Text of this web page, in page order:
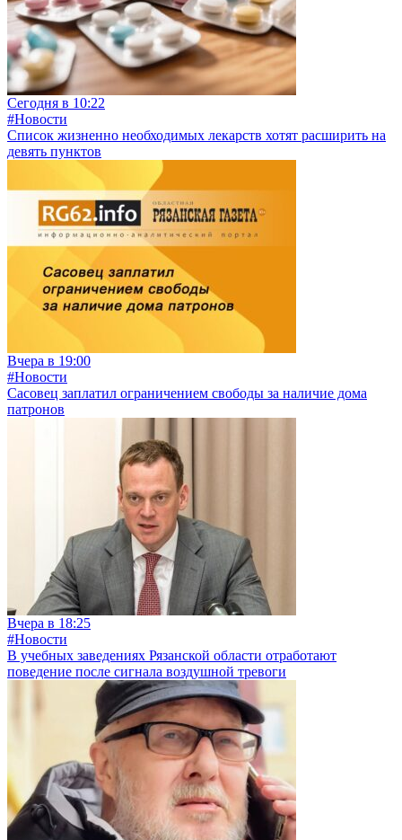
Сегодня в 10:22
#Новости
Список жизненно необходимых лекарств хотят расширить на
девять пунктов
Вчера в 19:00
#Новости
Сасовец заплатил ограничением свободы за наличие дома
патронов
Вчера в 18:25
#Новости
В учебных заведениях Рязанской области отработают
поведение после сигнала воздушной тревоги